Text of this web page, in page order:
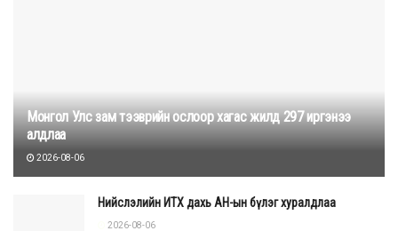
Монгол Улс зам тээврийн ослоор хагас жилд 297 иргэнээ
алдлаа
2026-08-06
Нийслэлийн ИТХ дахь АН-ын бүлэг хуралдлаа
2026-08-06